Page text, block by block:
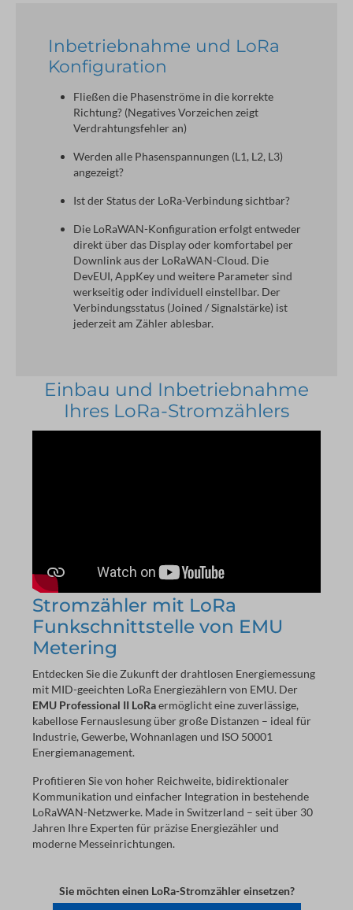
Inbetriebnahme und LoRa
Konfiguration
Fließen die Phasenströme in die korrekte
Richtung? (Negatives Vorzeichen zeigt
Verdrahtungsfehler an)
Werden alle Phasenspannungen (L1, L2, L3)
angezeigt?
Ist der Status der LoRa-Verbindung sichtbar?
Die LoRaWAN-Konfiguration erfolgt entweder
direkt über das Display oder komfortabel per
Downlink aus der LoRaWAN-Cloud. Die
DevEUI, AppKey und weitere Parameter sind
werkseitig oder individuell einstellbar. Der
Verbindungsstatus (Joined / Signalstärke) ist
jederzeit am Zähler ablesbar.
Einbau und Inbetriebnahme
Ihres LoRa-Stromzählers
Stromzähler mit LoRa
Funkschnittstelle von EMU
Metering
Entdecken Sie die Zukunft der drahtlosen Energiemessung
mit MID-geeichten LoRa Energiezählern von EMU. Der
EMU Professional II LoRaermöglicht eine zuverlässige,
kabellose Fernauslesung über große Distanzen – ideal für
Industrie, Gewerbe, Wohnanlagen und ISO 50001
Energiemanagement.
Profitieren Sie von hoher Reichweite, bidirektionaler
Kommunikation und einfacher Integration in bestehende
LoRaWAN-Netzwerke. Made in Switzerland – seit über 30
Jahren Ihre Experten für präzise Energiezähler und
moderne Messeinrichtungen.
Sie möchten einen LoRa-Stromzähler einsetzen?